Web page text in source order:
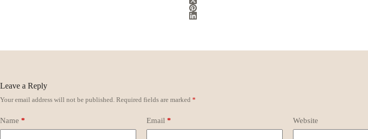
Leave a Reply
Your email address will not be published. Required fields are marked *
Name * Email * Website